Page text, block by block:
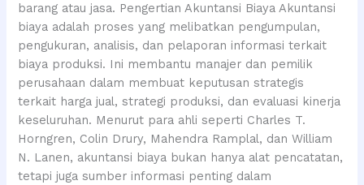
barang atau jasa. Pengertian Akuntansi Biaya Akuntansi
biaya adalah proses yang melibatkan pengumpulan,
pengukuran, analisis, dan pelaporan informasi terkait
biaya produksi. Ini membantu manajer dan pemilik
perusahaan dalam membuat keputusan strategis
terkait harga jual, strategi produksi, dan evaluasi kinerja
keseluruhan. Menurut para ahli seperti Charles T.
Horngren, Colin Drury, Mahendra Ramplal, dan William
N. Lanen, akuntansi biaya bukan hanya alat pencatatan,
tetapi juga sumber informasi penting dalam